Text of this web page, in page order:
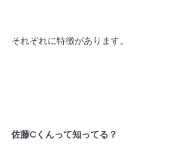
それぞれに特徴があります。
佐藤Cくんって知ってる？